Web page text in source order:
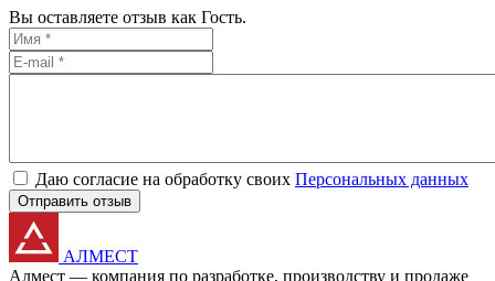
Вы оставляете отзыв как Гость.
Даю согласие на обработку своих Персональных данных
Отправить отзыв
АЛМЕСТ
Алмест — компания по разработке, производству и продаже